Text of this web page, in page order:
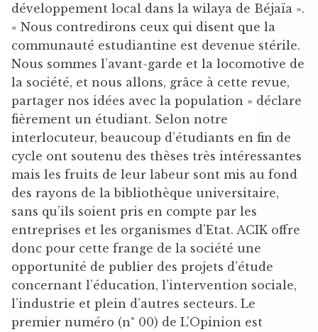
développement local dans la wilaya de Béjaïa ».
« Nous contredirons ceux qui disent que la
communauté estudiantine est devenue stérile.
Nous sommes l’avant-garde et la locomotive de
la société, et nous allons, grâce à cette revue,
partager nos idées avec la population » déclare
fièrement un étudiant. Selon notre
interlocuteur, beaucoup d’étudiants en fin de
cycle ont soutenu des thèses très intéressantes
mais les fruits de leur labeur sont mis au fond
des rayons de la bibliothèque universitaire,
sans qu’ils soient pris en compte par les
entreprises et les organismes d’Etat. ACIK offre
donc pour cette frange de la société une
opportunité de publier des projets d’étude
concernant l’éducation, l’intervention sociale,
l’industrie et plein d’autres secteurs. Le
premier numéro (n° 00) de L’Opinion est